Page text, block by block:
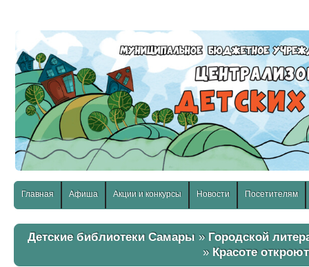
Главная Афиша Акции и конкурсы Новости Посетителям
Детские библиотеки Самары » Городской
» Красоте